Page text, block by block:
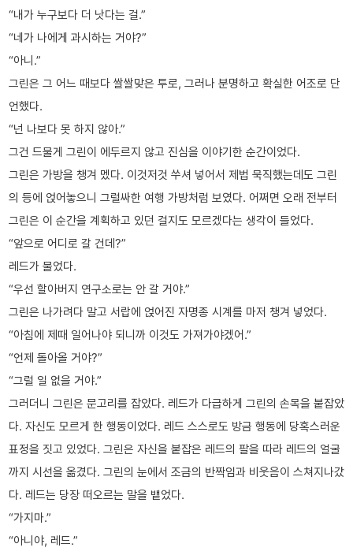
“내가 누구보다 더 낫다는 걸.”
“네가 나에게 과시하는 거야?”
“아니.”
그린은 그 어느 때보다 쌀쌀맞은 투로, 그러나 분명하고 확실한 어조로 단
언했다.
“넌 나보다 못 하지 않아.”
그건 드물게 그린이 에두르지 않고 진심을 이야기한 순간이었다.
그린은 가방을 챙겨 멨다. 이것저것 쑤셔 넣어서 제법 묵직했는데도 그린
의 등에 얹어놓으니 그럴싸한 여행 가방처럼 보였다. 어쩌면 오래 전부터
그린은 이 순간을 계획하고 있던 걸지도 모르겠다는 생각이 들었다.
“앞으로 어디로 갈 건데?”
레드가 물었다.
“우선 할아버지 연구소로는 안 갈 거야.”
그린은 나가려다 말고 서랍에 얹어진 자명종 시계를 마저 챙겨 넣었다.
“아침에 제때 일어나야 되니까 이것도 가져가야겠어.”
“언제 돌아올 거야?”
“그럴 일 없을 거야.”
그러더니 그린은 문고리를 잡았다. 레드가 다급하게 그린의 손목을 붙잡았
다. 자신도 모르게 한 행동이었다. 레드 스스로도 방금 행동에 당혹스러운
표정을 짓고 있었다. 그린은 자신을 붙잡은 레드의 팔을 따라 레드의 얼굴
까지 시선을 옮겼다. 그린의 눈에서 조금의 반짝임과 비웃음이 스쳐지나갔
다. 레드는 당장 떠오르는 말을 뱉었다.
“가지마.”
“아니야, 레드.”